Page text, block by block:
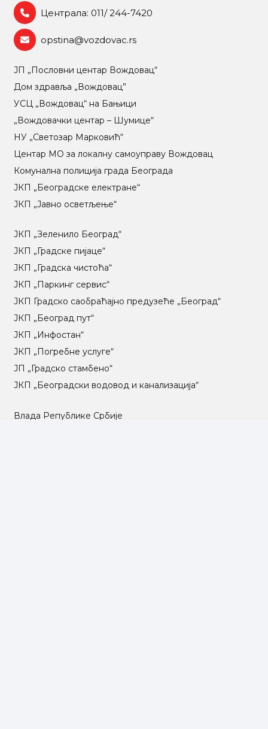
Централа: 011/ 244-7420
opstina@vozdovac.rs
ЈП „Пословни центар Вождовац“
Дом здравља „Вождовац”
УСЦ „Вождовац“ на Бањици
„Вождовачки центар – Шумице“
НУ „Светозар Марковић“
Центар МO за локалну самоуправу Вождовац
Комунална полиција града Београда
ЈКП „Београдске електране“
ЈКП „Јавно осветљење“
ЈКП „Зеленило Београд“
ЈКП „Градске пијаце“
ЈКП „Градска чистоћа“
ЈКП „Паркинг сервис“
ЈКП Градско саобраћајно предузеће „Београд“
ЈКП „Београд пут“
ЈКП „Инфостан“
ЈКП „Погребне услуге“
ЈП „Градско стамбено“
ЈКП „Београдски водовод и канализација“
Влада Републике Србије